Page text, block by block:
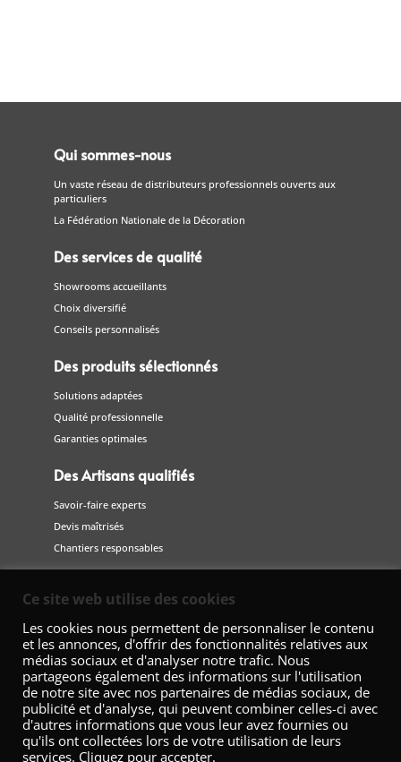
Qui sommes-nous
Un vaste réseau de distributeurs professionnels ouverts aux
particuliers
La Fédération Nationale de la Décoration
Des services de qualité
Showrooms accueillants
Choix diversifié
Conseils personnalisés
Des produits sélectionnés
Solutions adaptées
Qualité professionnelle
Garanties optimales
Des Artisans qualifiés
Savoir-faire experts
Devis maîtrisés
Chantiers responsables
Fédération Nationale de la Décoration – 42 Avenue Marceau 75008
Ce site web utilise des cookies
Les cookies nous permettent de personnaliser le contenu
et les annonces, d'offrir des fonctionnalités relatives aux
médias sociaux et d'analyser notre trafic. Nous
partageons également des informations sur l'utilisation
de notre site avec nos partenaires de médias sociaux, de
publicité et d'analyse, qui peuvent combiner celles-ci avec
d'autres informations que vous leur avez fournies ou
qu'ils ont collectées lors de votre utilisation de leurs
services. Cliquez pour accepter.